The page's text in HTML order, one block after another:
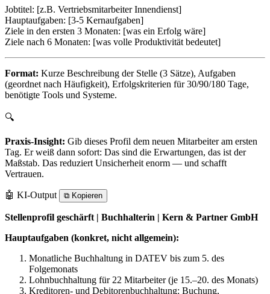
Jobtitel: [z.B. Vertriebsmitarbeiter Innendienst]
Hauptaufgaben: [3-5 Kernaufgaben]
Ziele in den ersten 3 Monaten: [was ein Erfolg wäre]
Ziele nach 6 Monaten: [was volle Produktivität bedeutet]
Format: Kurze Beschreibung der Stelle (3 Sätze), Aufgaben
(geordnet nach Häufigkeit), Erfolgskriterien für 30/90/180 Tage,
benötigte Tools und Systeme.
🔍
Praxis-Insight: Gib dieses Profil dem neuen Mitarbeiter am ersten
Tag. Er weiß dann sofort: Das sind die Erwartungen, das ist der
Maßstab. Das reduziert Unsicherheit enorm — und schafft
Vertrauen.
🤖 KI-Output ⧉ Kopieren
Stellenprofil geschärft | Buchhalterin | Kern & Partner GmbH
Hauptaufgaben (konkret, nicht allgemein):
Monatliche Buchhaltung in DATEV bis zum 5. des
Folgemonats
Lohnbuchhaltung für 22 Mitarbeiter (je 15.–20. des Monats)
Kreditoren- und Debitorenbuchhaltung: Buchung,